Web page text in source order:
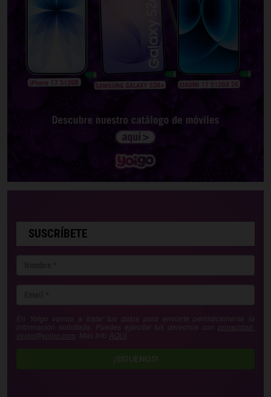
SUSCRÍBETE
En Yoigo vamos a tratar tus datos para enviarte periódicamente la
información solicitada. Puedes ejercitar tus derechos con privacidad-
yoigo@yoigo.com . Más Info AQUÍ
¡SÍGUENOS!